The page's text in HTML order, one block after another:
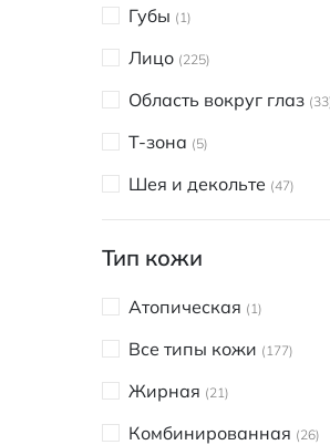
Губы 1
Лицо 225
Область вокруг глаз 33
Т-зона 5
Шея и декольте 47
Тип кожи
Атопическая 1
Все типы кожи 177
Жирная 21
Комбинированная 26